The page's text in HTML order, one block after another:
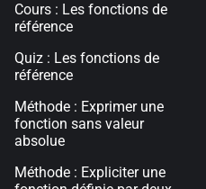
Cours : Les fonctions de
référence
Quiz : Les fonctions de
référence
Méthode : Exprimer une
fonction sans valeur
absolue
Méthode : Expliciter une